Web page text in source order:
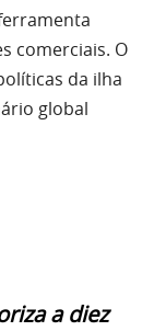
comerciais. O
da ilha
global
a diez